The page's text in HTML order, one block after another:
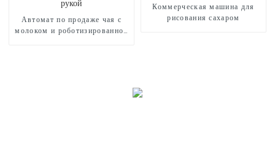
Автомат по продаже чая с
молоком и роботизированной
Коммерческая машина для
рисования сахаром